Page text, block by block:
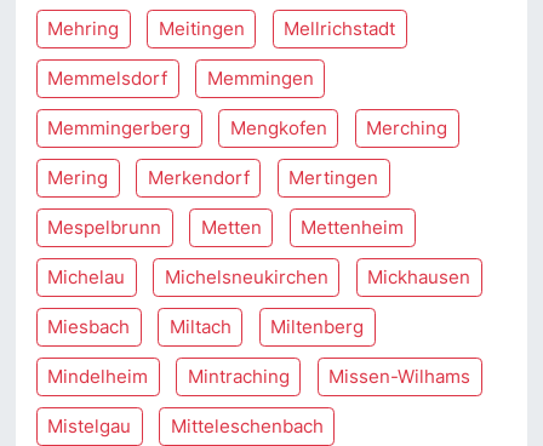
Mehring Meitingen Mellrichstadt
Memmelsdorf Memmingen
Memmingerberg Mengkofen Merching
Mering Merkendorf Mertingen
Mespelbrunn Metten Mettenheim
Michelau Michelsneukirchen Mickhausen
Miesbach Miltach Miltenberg
Mindelheim Mintraching Missen-Wilhams
Mistelgau Mitteleschenbach